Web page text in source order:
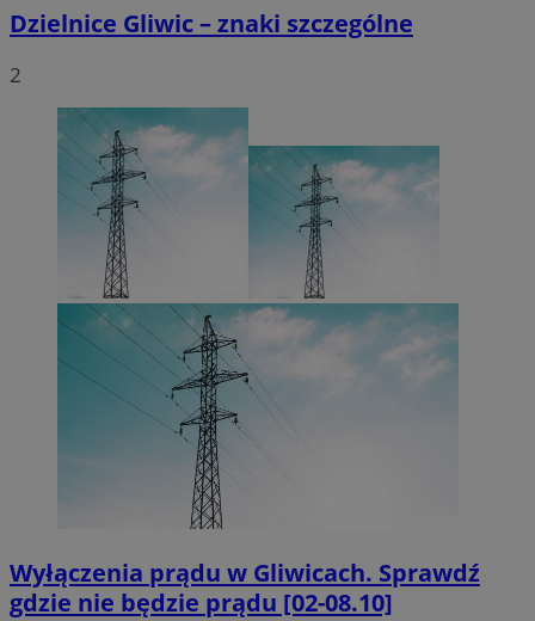
Dzielnice Gliwic – znaki szczególne
2
Wyłączenia prądu w Gliwicach. Sprawdź
gdzie nie będzie prądu [02-08.10]